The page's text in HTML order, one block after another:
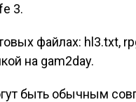
3.
файлах: hl3.txt,
на gam2day.
быть обычным